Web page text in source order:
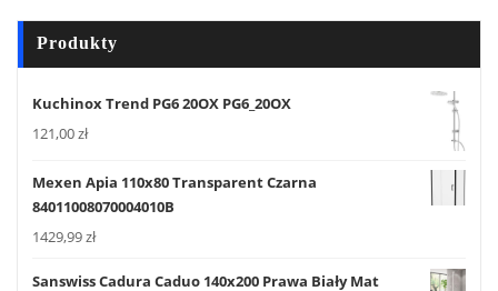
Produkty
Kuchinox Trend PG6 20OX PG6_20OX
121,00zł
Mexen Apia 110x80 Transparent Czarna
84011008070004010B
1429,99zł
Sanswiss Cadura Caduo 140x200 Prawa Biały Mat